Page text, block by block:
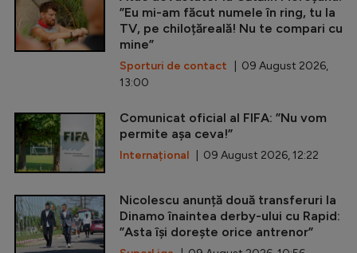
”Eu mi-am făcut numele în ring, tu la
TV, pe chiloțăreală! Nu te compari cu
mine”
Sporturi de contact | 09 August 2026,
13:00
Comunicat oficial al FIFA: ”Nu vom
permite așa ceva!”
Internațional | 09 August 2026, 12:22
Nicolescu anunță două transferuri la
Dinamo înaintea derby-ului cu Rapid:
”Asta își dorește orice antrenor”